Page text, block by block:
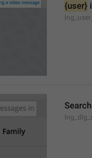
{user}